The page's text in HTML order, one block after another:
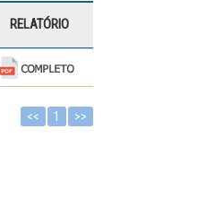
RELATÓRIO
<< 1 >>